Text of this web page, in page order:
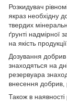
Розкидувач
якраз необхідну
твердих
ґрунті надмірної
на якість продукції.
Дозування добрив
знаходяться на
резервуара
внесення добрив,
Також в наявності